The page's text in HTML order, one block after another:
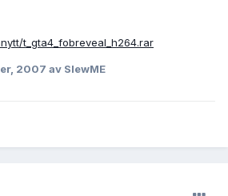
t_gta4_fobreveal_h264.rar
2007 av SlewME